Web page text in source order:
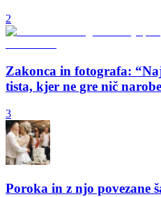
2
Zakonca in fotografa:
tista, kjer ne gre nič
3
Poroka in z njo povezane